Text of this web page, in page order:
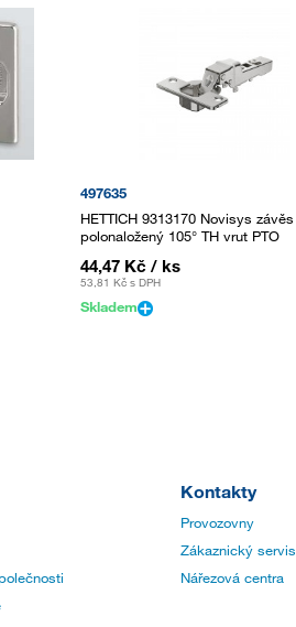
497635
HETTICH 9313170 Novisys závěs
polonaložený 105° TH vrut PTO
44,47 Kč / ks
53,81 Kč s DPH
Skladem
Kontakty
Provozovny
Zákaznický servis
Nářezová centra